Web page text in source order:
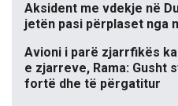
Aksident me vdekje në
jetën pasi përplaset nga
Avioni i parë zjarrfikës
e zjarreve, Rama: Gusht
fortë dhe të përgatitur